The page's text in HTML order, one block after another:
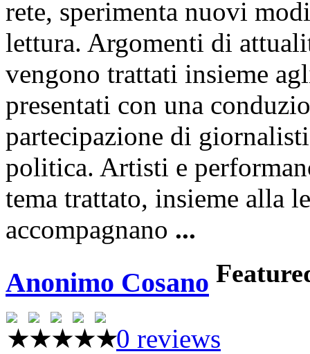
rete, sperimenta nuovi
lettura. Argomenti di
vengono trattati insieme
presentati con una
partecipazione di
politica. Artisti e
tema trattato, insieme alla
accompagnano ...
Anonimo Cosano
0 reviews